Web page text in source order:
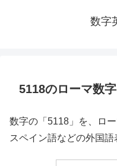
数字
5118のローマ数
数字の「5118」を、ロ
スペイン語などの外国語